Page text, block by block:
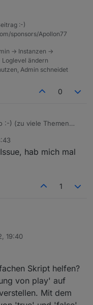
,
:-)
sponsors/Apollon77
-> Instanzen ->
ändern
Admin schneidet
0
:-) (zu viele Themen
hab mich mal
1
19:40
Skript helfen?
von play' auf
Mit dem